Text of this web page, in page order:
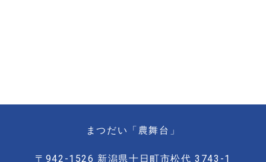
まつだい「農舞台」
〒942-1526 新潟県十日町市松代 3743-1